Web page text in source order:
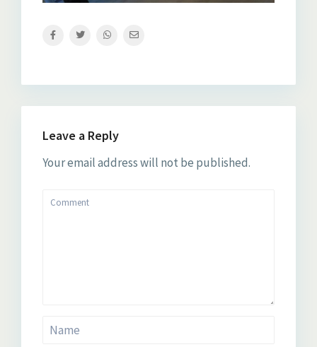
Leave a Reply
Your email address will not be published.